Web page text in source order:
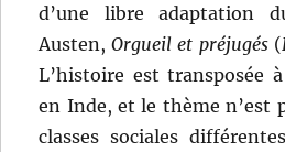
d’une libre adaptation
Austen,Orgueil et préjugés(
L’histoire est transposée
en Inde, et le thème n’est
classes sociales